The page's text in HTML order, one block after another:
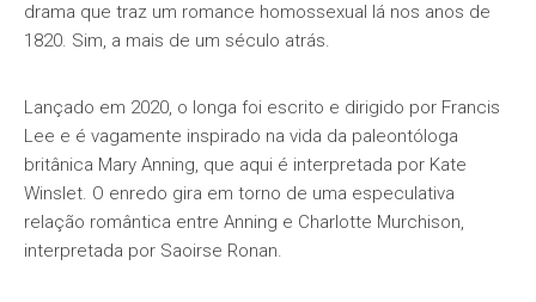
drama que traz um romance homossexual lá nos anos de
1820. Sim, a mais de um século atrás.
Lançado em 2020, o longa foi escrito e dirigido por Francis
Lee e é vagamente inspirado na vida da paleontóloga
britânica Mary Anning, que aqui é interpretada por Kate
Winslet. O enredo gira em torno de uma especulativa
relação romântica entre Anning e Charlotte Murchison,
interpretada por Saoirse Ronan.